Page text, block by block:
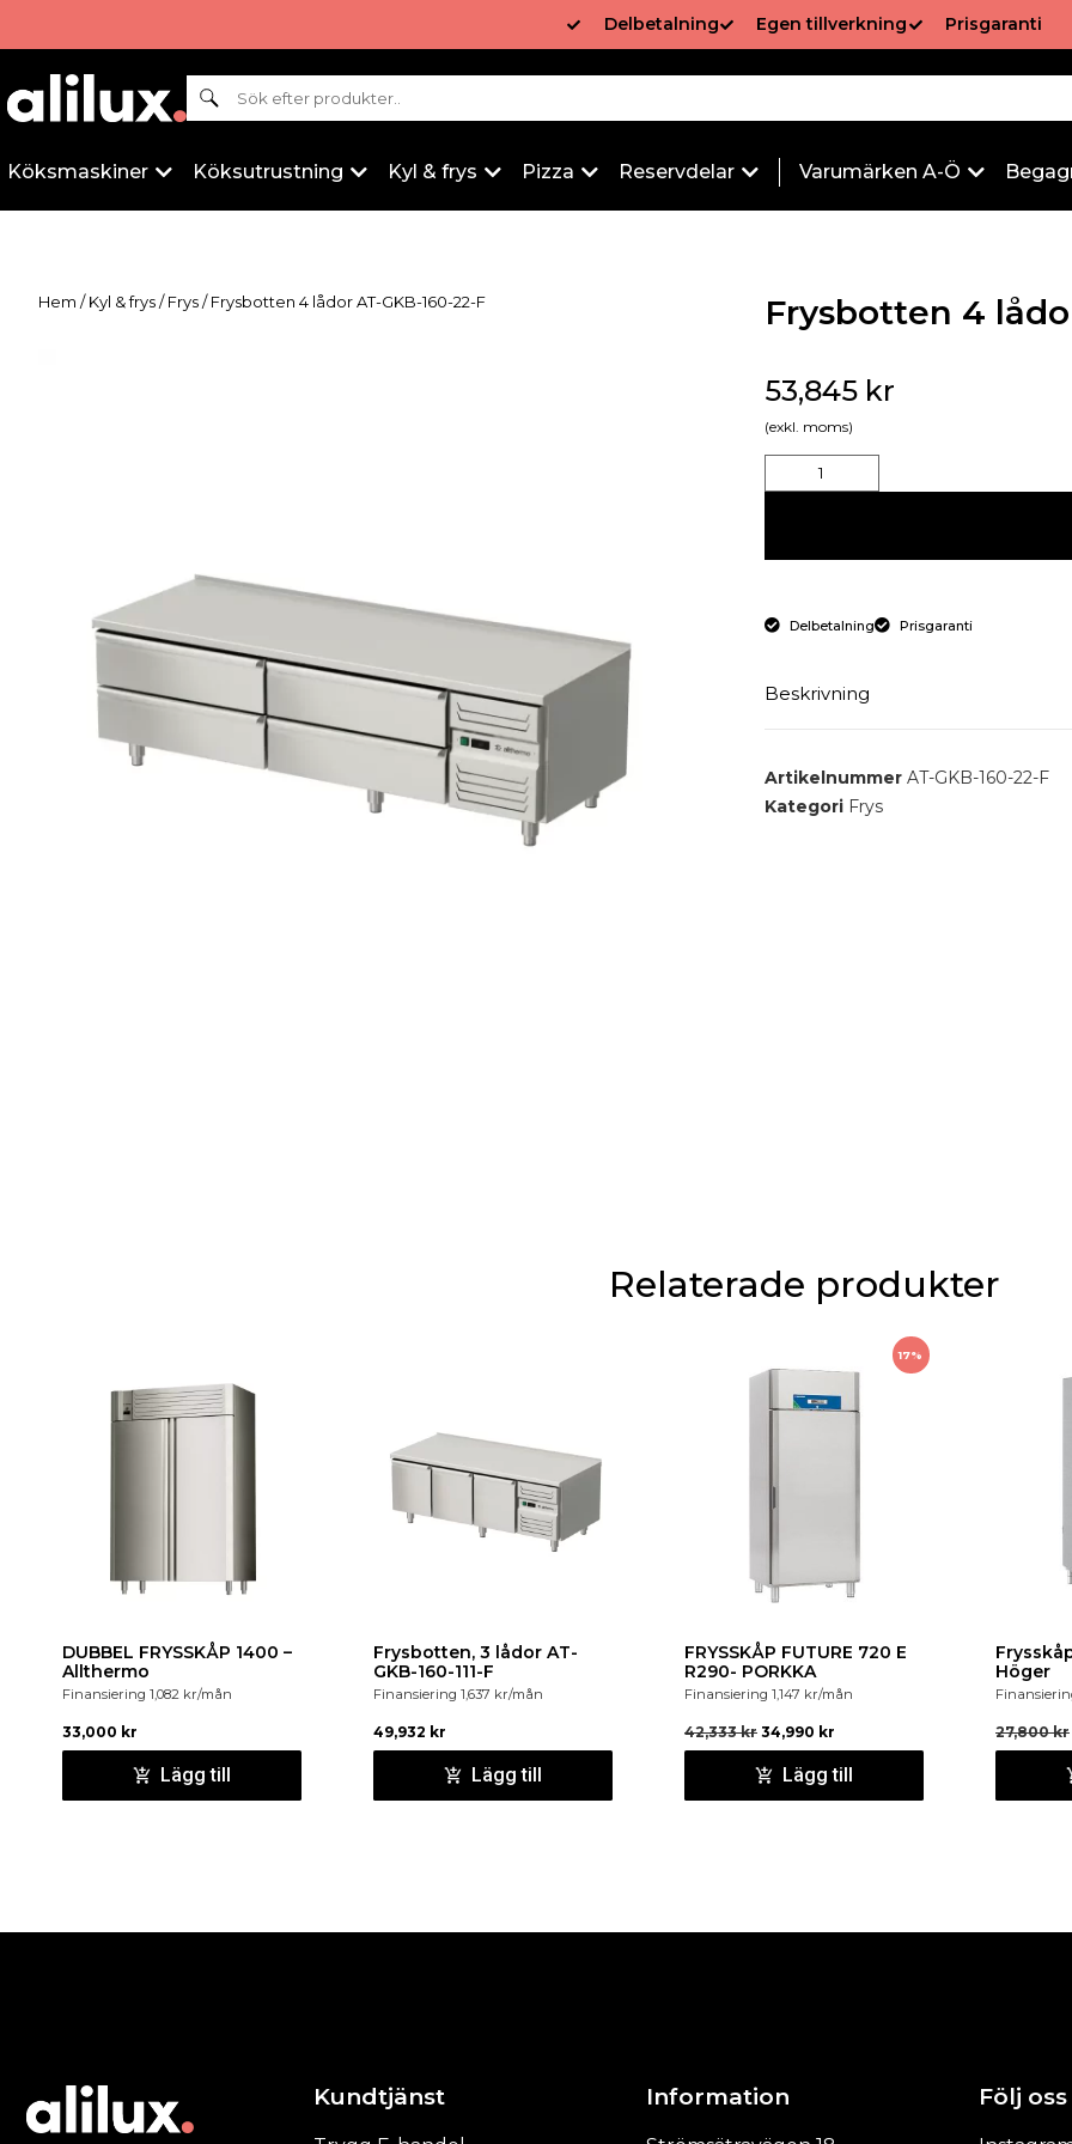
Delbetalning Egen tillverkning Prisgaranti
Sök
Köksmaskiner Köksutrustning Kyl & frys Pizza Reservdelar Varumärken A-Ö
Hem /Kyl & frys/Frys/ Frysbotten 4 lådor AT-GKB-160-22-F Frysbotten 4
53,845 kr
(exkl. moms)
Delbetalning Prisgaranti
Beskrivning
Frysbotten med 4 lådor.
Artikelnummer AT-GKB-160-22-F
Kategori Frys
Relaterade produkter
DUBBEL FRYSSKÅP 1400 –
Allthermo
Finansiering 1,082 kr/mån
33,000 kr
Lägg till
Frysbotten, 3 lådor AT-
GKB-160-111-F
Finansiering 1,637 kr/mån
49,932 kr
Lägg till
17%
FRYSSKÅP FUTURE 720 E
R290- PORKKA
Finansiering 1,147 kr/mån
42,333kr 34,990 kr
Lägg till
Höger
27,800kr
Kundtjänst Information Följ oss